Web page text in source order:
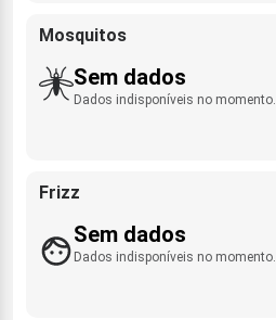
Mosquitos
Sem dados
Dados indisponíveis no momento.
Frizz
Sem dados
Dados indisponíveis no momento.